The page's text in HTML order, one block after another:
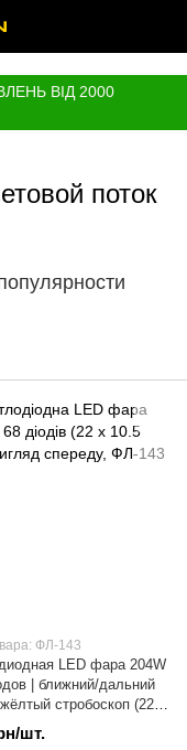
ВІД 2000
поток
ФЛ-143
LED фара 204W
| ближний/дальний
стробоскоп (22 х
| ФЛ-143
шт.